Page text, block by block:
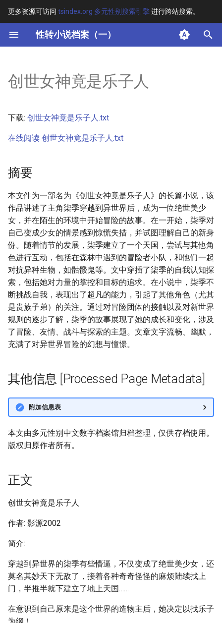
更多资源可访问 tsindex.org 多元性别搜索引擎进行跨站搜索。
性转小说档案（一）
键
开
搜
索
其他信息 [Processed Page
创世女神竟是乐子人
下载: 创世女神竟是乐子人.txt
在线阅读 创世女神竟是乐子人.txt
摘要
本文件为一部名为《创世女神竟是乐子人》的长篇小说，该
作品讲述了主角柒季穿越到异世界后，成为一位绝世美少
女，并在陌生的环境中开始冒险的故事。在一开始，柒季对
自己变成少女的情景感到惊慌失措，并试图理解自己的新身
份。随着情节的发展，柒季建立了一个天国，尝试与其他角
色进行互动，包括在森林中遇到的冒险者小队，和他们一起
对抗异种生物，如骷髅鬼等。文中穿插了柒季的自我认知探
索，包括她对力量的掌控和目标的追求。在小说中，柒季不
断挑战自我，表现出了超凡的能力，引起了其他角色（尤其
是贵族子弟）的关注。通过对冒险团体的接触以及对新世界
规则的逐步了解，柒季的故事展现了她的成长和变化，涉及
了冒险、友情、战斗与探索的主题。文章文字流畅、幽默，
充满了对异世界冒险的幻想与憧憬。
其他信息 [Processed Page Metadata]
附加信息表
本文由多元性别中文数字档案馆归档整理，仅供存档使用。
版权归原作者所有。
正文
创世女神竟是乐子人
作者: 影源2002
简介:
穿越到异世界的柒季有些懵逼，不仅变成了绝世美少女，还
莫名其妙天下无敌了，接着各种奇奇怪怪的麻烦陆续找上
门，半推半就下建立了地上天国……
在意识到自己原来是这个世界的造物主后，她决定以找乐子